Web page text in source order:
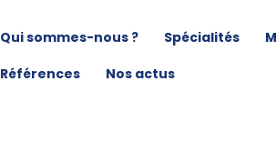
Qui sommes-nous ? Spécialités
Références
Nos actus